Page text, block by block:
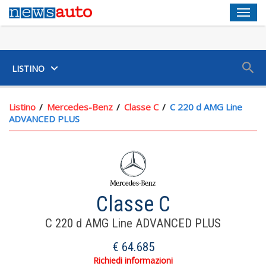
LISTINO
Listino Mercedes-Benz Classe C
C 220 d AMG Line
ADVANCED PLUS
Classe C
C 220 d AMG Line ADVANCED PLUS
€ 64.685
Richiedi informazioni
Servosterzo Ad Assistenza Variabile E Elettrico
Volante In Alluminio+pelle Reg. Elettricamente, Reg. In
Portabicchiere Ai Sedili Anteriori E Sedili Post.